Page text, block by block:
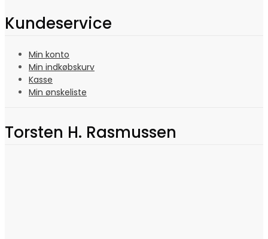
Kundeservice
Min konto
Min indkøbskurv
Kasse
Min ønskeliste
Torsten H. Rasmussen